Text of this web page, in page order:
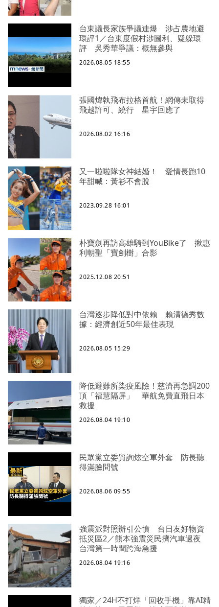
台東議長家族爭議連爆 涉占農地避
環評1／台東度假村涉圖利、疑躲環
評 吳秀華爭議：概無參與
2026.08.05 18:55
張國煒執飛布拉格首航！網傳未取得
飛越許可、繞行 星宇回應了
2026.08.02 16:16
又一啦啦隊女神結婚！ 愛情長跑10
年甜喊：黃衫不會脫
2023.09.28 16:01
朴寶劍再訪高雄騎到YouBike了 揪惠
利朝聖「寶劍樹」合影
2025.12.08 20:51
台灣逐步降低對中依賴 賴清德秀數
據：經濟創近50年最佳表現
2026.08.05 15:29
降低避難所染疫風險！慈濟再急調200
頂「福慧隔屏」 華航免費直飛日本
救援
2026.08.04 19:10
民眾黨立委質詢炫空軍外套 防長聽
得滿臉問號
2026.08.06 09:55
強震派對照辦引公憤 台日友好物資
抵災區2／熊本強震災民擠汽車過夜
台灣第一時間跨海急援
2026.08.04 19:16
獨家／24H不打烊「回收手機」靠AI精